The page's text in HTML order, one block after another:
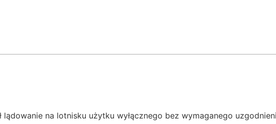
lądowanie na lotnisku użytku wyłącznego bez wymaganego